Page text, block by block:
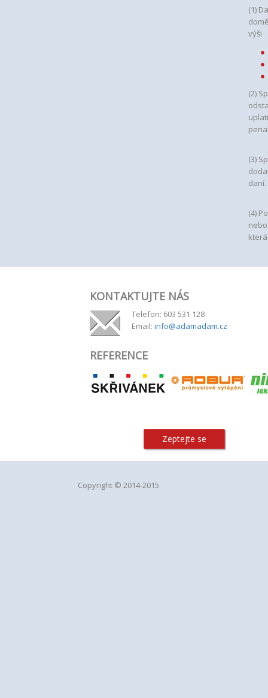
(1)
výši
(2)
(3)
(4)
KONTAKTUJTE NÁS
Telefon: 603 531 128
Email: info@adamadam.cz
REFERENCE
Zeptejte se
Copyright © 2014-2015